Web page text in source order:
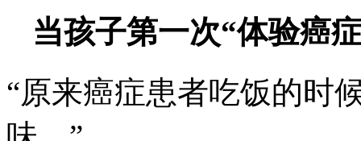
当孩子第一次“体验癌
“原来癌症患者吃饭的时